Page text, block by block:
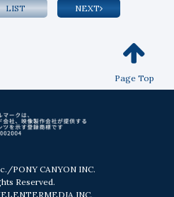
LIST NEXT
Page Top
PONY CANYON INC.
Reserved.